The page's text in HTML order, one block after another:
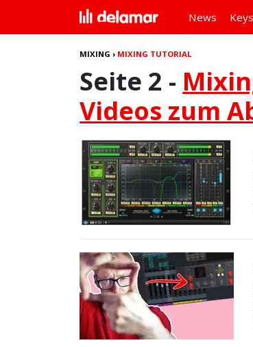
News Keys
MIXING › MIXING TUTORIAL
Seite 2 -
Videos zum